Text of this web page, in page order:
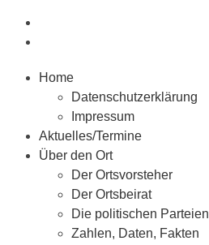
Home
Datenschutzerklärung
Impressum
Aktuelles/Termine
Über den Ort
Der Ortsvorsteher
Der Ortsbeirat
Die politischen Parteien
Zahlen, Daten, Fakten